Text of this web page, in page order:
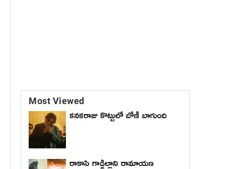
Most Viewed
కనకరాజు కొట్టులో బోణీ బాగుంది
రాకాసి గాడ్జిల్లాని రామాయణ